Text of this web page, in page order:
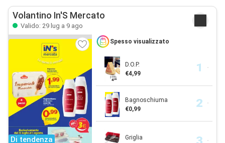
Volantino In'S Mercato
Valido: 29 lug a 9 ago
Di tendenza
Spesso visualizzato
D.O.P.
€4,99
Bagnoschiuma
€0,99
Griglia